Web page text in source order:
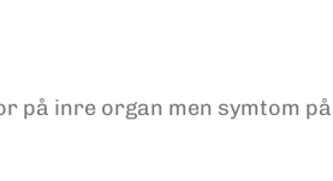
inre organ men symtom